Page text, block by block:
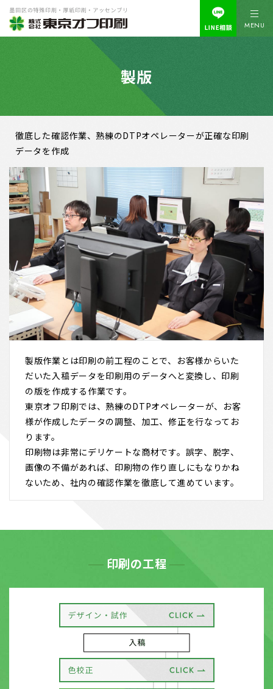
MENU
製版
徹底した確認作業、熟練のDTPオペレーターが正確な印刷
データを作成
製版作業とは印刷の前工程のことで、お客様からいた
だいた入稿データを印刷用のデータへと変換し、印刷
の版を作成する作業です。
東京オフ印刷では、熟練のDTPオペレーターが、お客
様が作成したデータの調整、加工、修正を行なってお
ります。
印刷物は非常にデリケートな商材です。誤字、脱字、
画像の不備があれば、印刷物の作り直しにもなりかね
ないため、社内の確認作業を徹底して進めています。
印刷の工程